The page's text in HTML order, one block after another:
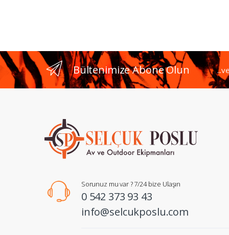
Bültenimize Abone Olun
Sorunuz mu var ? 7/24 bize Ulaşın
0 542 373 93 43
info@selcukposlu.com